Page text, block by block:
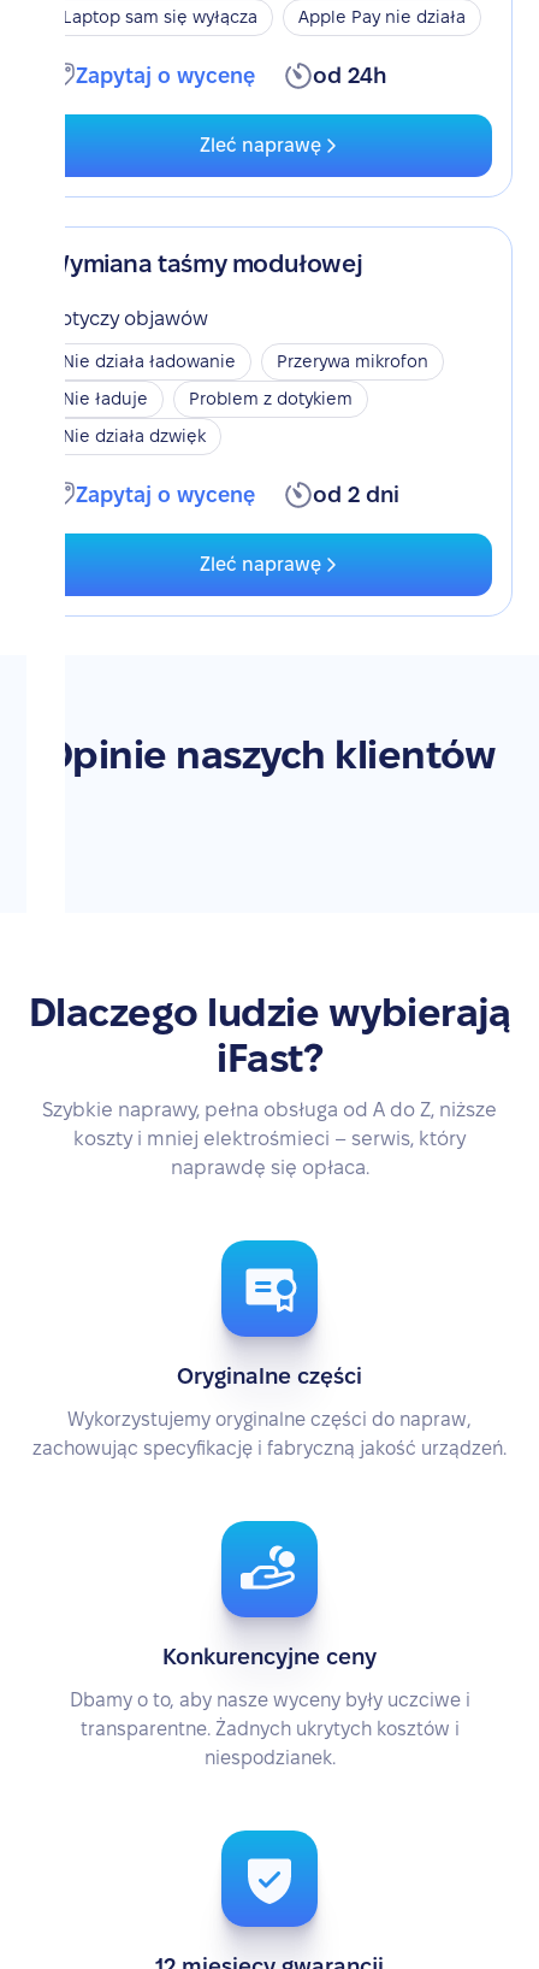
Laptop sam się wyłącza
Apple Pay nie działa
Zapytaj o wycenę od 24h
Zleć naprawę
Wymiana taśmy modułowej
Dotyczy objawów
Nie działa ładowanie
Przerywa mikrofon
Nie ładuje
Problem z dotykiem
Nie działa dzwięk
Zapytaj o wycenę od 2 dni
Zleć naprawę
Opinie naszych klientów
Dlaczego ludzie wybierają
iFast?
Szybkie naprawy, pełna obsługa od A do Z, niższe
koszty i mniej elektrośmieci – serwis, który
naprawdę się opłaca.
Oryginalne części
Wykorzystujemy oryginalne części do napraw,
zachowując specyfikację i fabryczną jakość urządzeń.
Konkurencyjne ceny
Dbamy o to, aby nasze wyceny były uczciwe i
transparentne. Żadnych ukrytych kosztów i
niespodzianek.